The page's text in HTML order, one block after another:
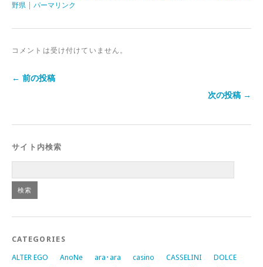
野県
パーマリンク
コメントは受け付けていません。
← 前の投稿
次の投稿 →
サイト内検索
CATEGORIES
ALTER EGO AnoNe ara･ara casino CASSELINI
DOLCE